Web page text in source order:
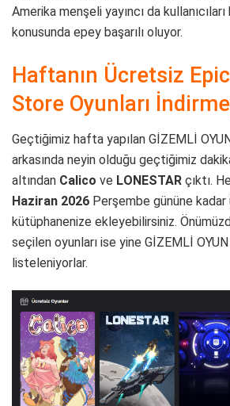
Amerika menşeli yayıncı da
konusunda epey başarılı oluyor.
Haftanın Ücretsiz
Store Oyunları
Geçtiğimiz hafta yapılan GİZEMLİ
arkasında neyin olduğu geçtiğimiz
altından Calico ve LONESTAR çıktı.
Haziran 2026 Perşembe gününe
kütüphanenize ekleyebilirsiniz.
seçilen oyunları ise yine GİZEMLİ
listeleniyorlar.